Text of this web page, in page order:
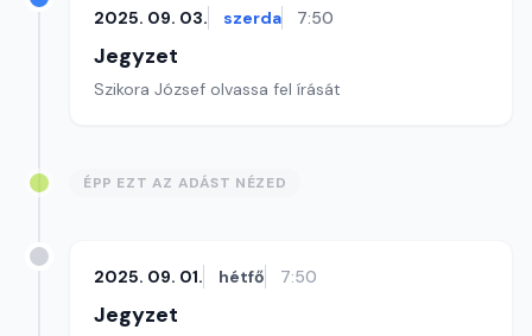
2025. 09. 03. szerda 7:50
Jegyzet
Szikora József olvassa fel írását
ÉPP EZT AZ ADÁST NÉZED
2025. 09. 01. hétfő 7:50
Jegyzet